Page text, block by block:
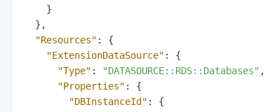
}
} ,
"Resources" :
{
"ExtensionDataSource" :
{
"Type" : "DATASOURCE::RDS::Databases" ,
"Properties" :
{
"DBInstanceId" :
{